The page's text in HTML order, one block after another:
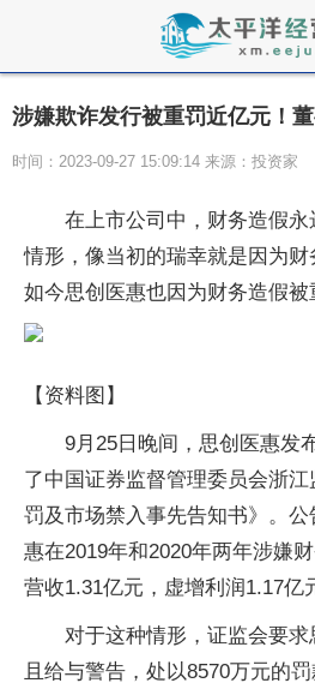
涉嫌欺诈发行被重罚近亿元！
时间：2023-09-27 15:09:14 来源：投资家
在上市公司中，财务造假
情形，像当初的瑞幸就是因为
如今思创医惠也因为财务造假被
【资料图】
9月25日晚间，思创医惠发
了中国证券监督管理委员会浙
罚及市场禁入事先告知书》。
惠在2019年和2020年两年涉嫌
营收1.31亿元，虚增利润1.17亿
对于这种情形，证监会要
且给与警告，处以8570万元的